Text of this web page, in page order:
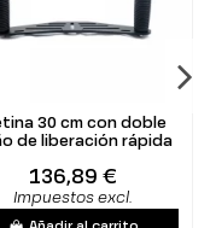
30 cm con doble
de liberación rápida
136,89 €
Impuestos excl.